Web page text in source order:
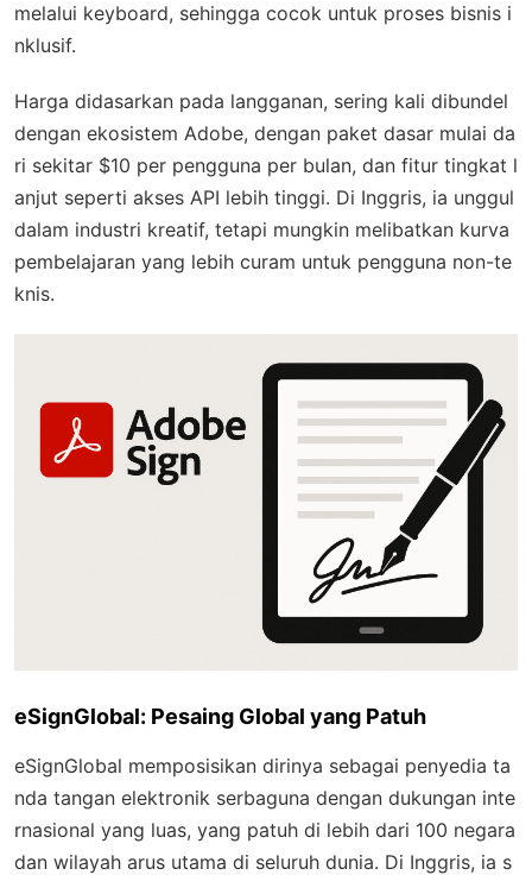
melalui keyboard, sehingga cocok untuk proses bisnis i
nklusif.
Harga didasarkan pada langganan, sering kali dibundel
dengan ekosistem Adobe, dengan paket dasar mulai da
ri sekitar $10 per pengguna per bulan, dan fitur tingkat l
anjut seperti akses API lebih tinggi. Di Inggris, ia unggul
dalam industri kreatif, tetapi mungkin melibatkan kurva
pembelajaran yang lebih curam untuk pengguna non-te
knis.
eSignGlobal: Pesaing Global yang Patuh
eSignGlobal memposisikan dirinya sebagai penyedia ta
nda tangan elektronik serbaguna dengan dukungan inte
rnasional yang luas, yang patuh di lebih dari 100 negara
dan wilayah arus utama di seluruh dunia. Di Inggris, ia s